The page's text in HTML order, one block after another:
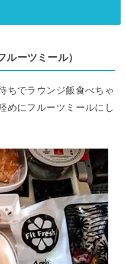
ーツミール）
ちでラウンジ飯食べちゃ
めにフルーツミールにし